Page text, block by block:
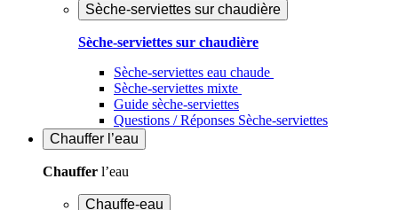
Sèche-serviettes sur chaudière
Sèche-serviettes sur chaudière
Sèche-serviettes eau chaude
Sèche-serviettes mixte
Guide sèche-serviettes
Questions / Réponses Sèche-serviettes
Chauffer l’eau
Chauffer l’eau
Chauffe-eau